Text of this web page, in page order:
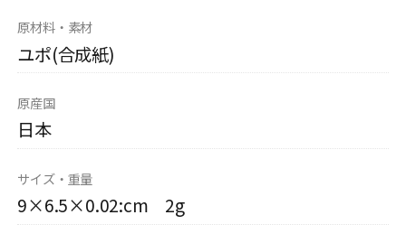
原材料・素材
ユポ(合成紙)
原産国
日本
サイズ・重量
9×6.5×0.02:cm 2g